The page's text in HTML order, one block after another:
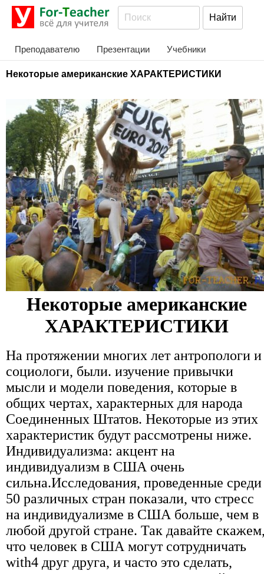
Преподавателю Презентации Учебники
Некоторые американские ХАРАКТЕРИСТИКИ
Некоторые американские
ХАРАКТЕРИСТИКИ
На протяжении многих лет антропологи и
социологи, были. изучение привычки
мысли и модели поведения, которые в
общих чертах, характерных для народа
Соединенных Штатов. Некоторые из этих
характеристик будут рассмотрены ниже.
Индивидуализма: акцент на
индивидуализм в США очень
сильна.Исследования, проведенные среди
50 различных стран показали, что стресс
на индивидуализме в США больше, чем в
любой другой стране. Так давайте
что человек в США могут сотрудничать
with4 друг друга, и часто это сделать,